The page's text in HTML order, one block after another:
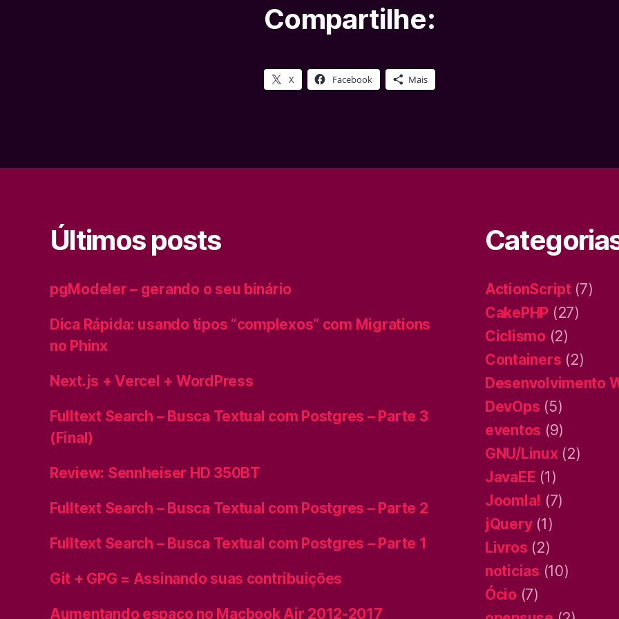
Compartilhe:
X Facebook Mais
Últimos posts
pgModeler – gerando o seu binário
Dica Rápida: usando tipos “complexos” com Migrations
no Phinx
Next.js + Vercel + WordPress
Fulltext Search – Busca Textual com Postgres – Parte 3
(Final)
Review: Sennheiser HD 350BT
Fulltext Search – Busca Textual com Postgres – Parte 2
Fulltext Search – Busca Textual com Postgres – Parte 1
Git + GPG = Assinando suas contribuições
Aumentando espaço no Macbook Air 2012-2017
ActionScript(7)
CakePHP (27)
Ciclismo (2)
Containers (2)
Desenvolvimento
DevOps (5)
eventos (9)
GNU/Linux (2)
JavaEE (1)
Joomla! (7)
jQuery(1)
Livros (2)
noticias (10)
Ócio (7)